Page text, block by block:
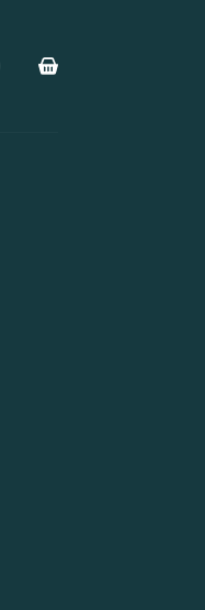
Carro